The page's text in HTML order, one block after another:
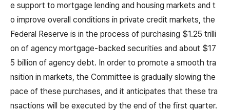
e support to mortgage lending and housing markets and t
o improve overall conditions in private credit markets, the
Federal Reserve is in the process of purchasing $1.25 trilli
on of agency mortgage-backed securities and about $17
5 billion of agency debt. In order to promote a smooth tra
nsition in markets, the Committee is gradually slowing the
pace of these purchases, and it anticipates that these tra
nsactions will be executed by the end of the first quarter.